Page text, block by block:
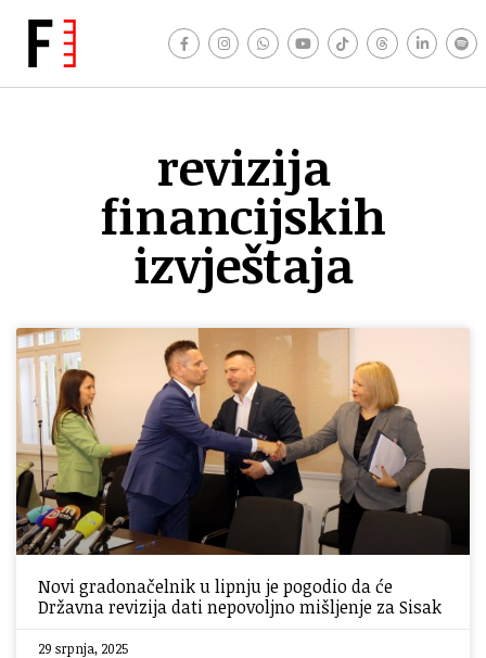
revizija
financijskih
izvještaja
Novi gradonačelnik u lipnju je pogodio da će
Državna revizija dati nepovoljno mišljenje za Sisak
29 srpnja, 2025